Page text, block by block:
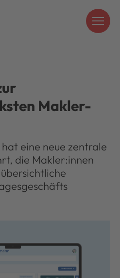
Makler-
eine neue zentrale
die Makler:innen